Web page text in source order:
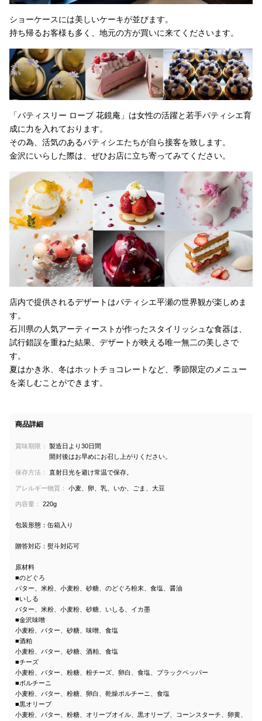
ショーケースには美しいケーキが並びます。
持ち帰るお客様も多く、地元の方が買いに来てくださいます。
「パティスリー ローブ 花鏡庵」は女性の活躍と若手パティシエ育
成に力を入れております。
その為、活気のあるパティシエたちが自ら接客を致します。
金沢にいらした際は、ぜひお店に立ち寄ってみてください。
店内で提供されるデザートはパティシエ平瀬の世界観が楽しめま
す。
石川県の人気アーティーストが作ったスタイリッシュな食器は、
試行錯誤を重ねた結果、デザートが映える唯一無二の美しさで
す。
夏はかき氷、冬はホットチョコレートなど、季節限定のメニュー
を楽しむことができます。
商品詳細
賞味期限：
製造日より30日間
開封後はお早めにお召し上がりください。
保存方法： 直射日光を避け常温で保存。
アレルギー物質： 小麦、卵、乳、いか、ごま、大豆
内容量： 220g
包装形態：缶箱入り
贈答対応：熨斗対応可
原材料
■のどぐろ
バター、米粉、小麦粉、砂糖、のどぐろ粉末、食塩、醤油
■いしる
バター、米粉、小麦粉、砂糖、いしる、イカ墨
■金沢味噌
小麦粉、バター、砂糖、味噌、食塩
■酒粕
小麦粉、バター、砂糖、酒粕、食塩
■チーズ
小麦粉、バター、粉糖、粉チーズ、卵白、食塩、プラックペッパー
■ポルチーニ
小麦粉、バター、粉糖、卵白、乾燥ポルチーニ、食塩
■黒オリーブ
小麦粉、バター、粉糖、オリーブオイル、黒オリーブ、コーンスターチ、卵黄、